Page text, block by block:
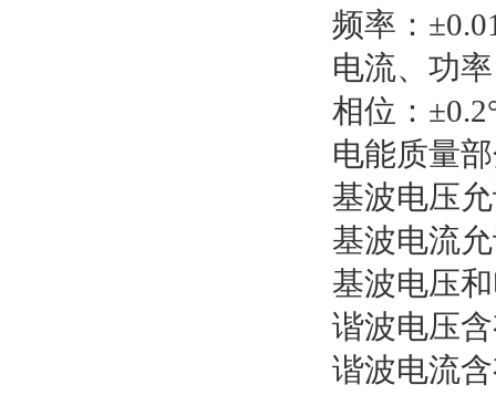
频率：
电流、功
相位：
电能质量
基波电压
基波电流
基波电压
谐波电压
谐波电流